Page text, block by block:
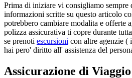
Prima di iniziare vi consigliamo sempre
informazioni scritte su questo articolo
potrebbero cambiare modalita e offerte
polizza assicurativa ti copre durante
se prenoti escursioni con altre agenzie (
hai pero' diritto all' assistenza del
Assicurazione di